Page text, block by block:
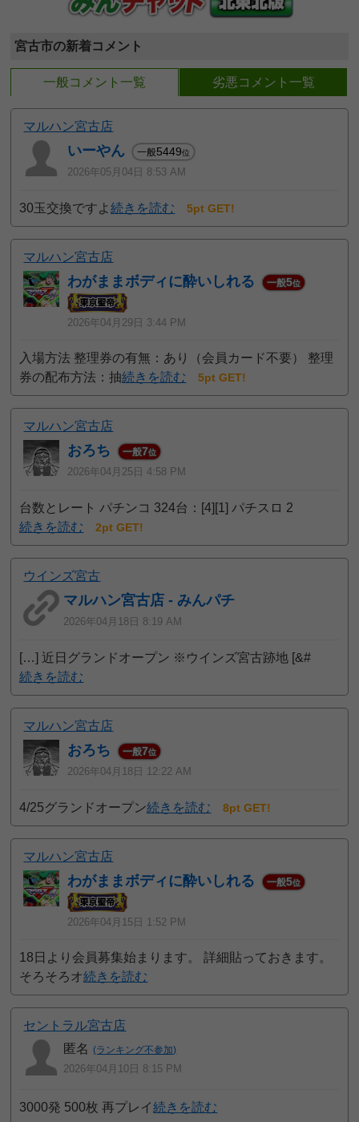
宮古市の新着コメント
一般コメント一覧 劣悪コメント一覧
マルハン宮古店
いーやん 一般5449位
2026年05月04日 8:53 AM
30玉交換ですよ続きを読む 5pt GET!
マルハン宮古店
わがままボディに酔いしれる 一般5位
2026年04月29日 3:44 PM
入場方法 整理券の有無：あり（会員カード不要） 整理
券の配布方法：抽続きを読む 5pt GET!
マルハン宮古店
おろち 一般7位
2026年04月25日 4:58 PM
台数とレート パチンコ 324台：[4][1] パチスロ 2
続きを読む
2pt GET!
ウインズ宮古
マルハン宮古店 - みんパチ
2026年04月18日 8:19 AM
[…] 近日グランドオープン ※ウインズ宮古跡地 [&#
続きを読む
マルハン宮古店
おろち 一般7位
2026年04月18日 12:22 AM
4/25グランドオープン続きを読む 8pt GET!
マルハン宮古店
わがままボディに酔いしれる 一般5位
2026年04月15日 1:52 PM
18日より会員募集始まります。 詳細貼っておきます。
そろそろオ続きを読む
セントラル宮古店
匿名 (ランキング不参加)
2026年04月10日 8:15 PM
3000発 500枚 再プレイ続きを読む